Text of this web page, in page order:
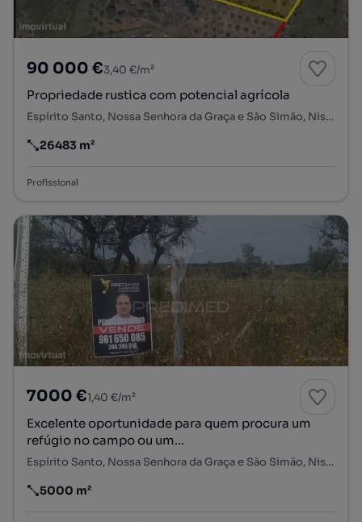
90 000 €3,40 €/m²
Propriedade rustica com potencial agrícola
Espírito Santo, Nossa Senhora da Graça e São Simão, Nisa, Portalegre
Preço por metro quadrado
26483 m²
Profissional
7000 €1,40 €/m²
Excelente oportunidade para quem procura um
refúgio no campo ou um...
Espírito Santo, Nossa Senhora da Graça e São Simão, Nisa, Portalegre
Preço por metro quadrado
5000 m²